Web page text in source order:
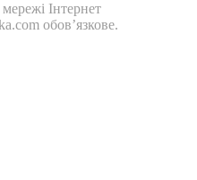
Інтернет
обов’язкове.